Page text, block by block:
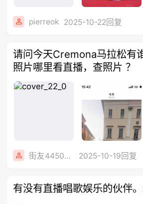
pierreok 2025-10-22回复
请问今天Cremona马拉松有
照片哪里看直播，查照片 ？
街友44504867 2025-10-19回复
有没有直播唱歌娱乐的伙伴